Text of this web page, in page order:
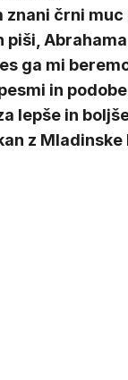
znani črni
piši,
ga mi
in
lepše in
z Mladinske